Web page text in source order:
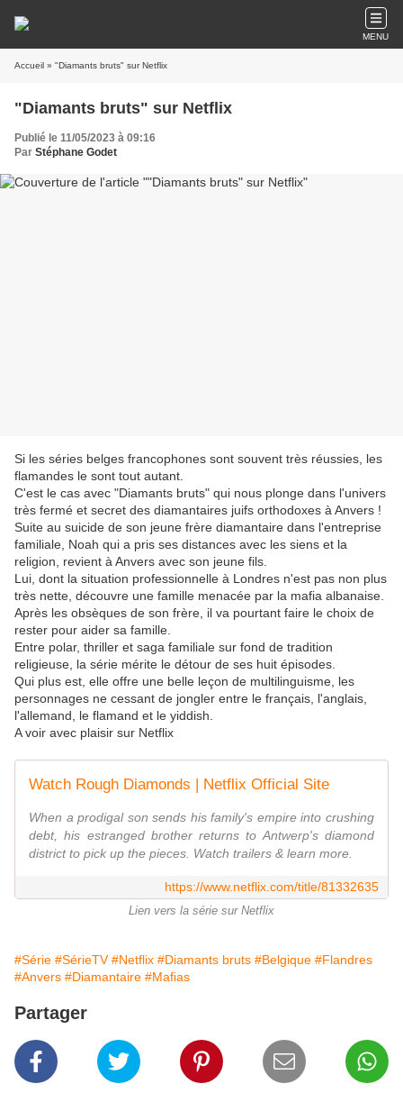
MENU
Accueil » "Diamants bruts" sur Netflix
"Diamants bruts" sur Netflix
Publié le 11/05/2023 à 09:16
Par Stéphane Godet
Si les séries belges francophones sont souvent très réussies, les
flamandes le sont tout autant.
C'est le cas avec "Diamants bruts" qui nous plonge dans l'univers
très fermé et secret des diamantaires juifs orthodoxes à Anvers !
Suite au suicide de son jeune frère diamantaire dans l'entreprise
familiale, Noah qui a pris ses distances avec les siens et la
religion, revient à Anvers avec son jeune fils.
Lui, dont la situation professionnelle à Londres n'est pas non plus
très nette, découvre une famille menacée par la mafia albanaise.
Après les obsèques de son frère, il va pourtant faire le choix de
rester pour aider sa famille.
Entre polar, thriller et saga familiale sur fond de tradition
religieuse, la série mérite le détour de ses huit épisodes.
Qui plus est, elle offre une belle leçon de multilinguisme, les
personnages ne cessant de jongler entre le français, l'anglais,
l'allemand, le flamand et le yiddish.
A voir avec plaisir sur Netflix
Watch Rough Diamonds | Netflix Official Site
When a prodigal son sends his family's empire into crushing
debt, his estranged brother returns to Antwerp's diamond
district to pick up the pieces. Watch trailers & learn more.
https://www.netflix.com/title/81332635
Lien vers la série sur Netflix
#Série #SérieTV #Netflix #Diamants bruts #Belgique #Flandres
#Anvers #Diamantaire #Mafias
Partager